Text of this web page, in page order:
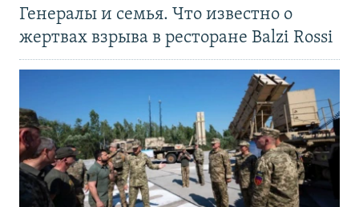
Генералы и семья. Что известно о
жертвах взрыва в ресторане Balzi Rossi